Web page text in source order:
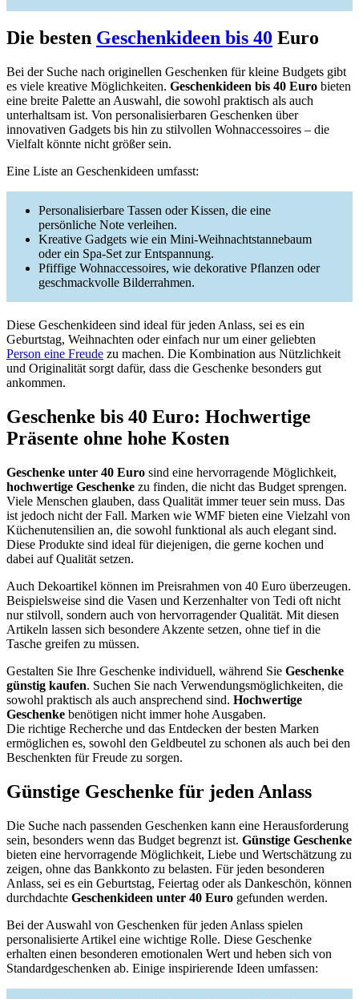
Die besten Geschenkideen bis 40 Euro
Bei der Suche nach originellen Geschenken für kleine Budgets gibt
es viele kreative Möglichkeiten. Geschenkideen bis 40 Euro bieten
eine breite Palette an Auswahl, die sowohl praktisch als auch
unterhaltsam ist. Von personalisierbaren Geschenken über
innovativen Gadgets bis hin zu stilvollen Wohnaccessoires – die
Vielfalt könnte nicht größer sein.
Eine Liste an Geschenkideen umfasst:
Personalisierbare Tassen oder Kissen, die eine
persönliche Note verleihen.
Kreative Gadgets wie ein Mini-Weihnachtstannebaum
oder ein Spa-Set zur Entspannung.
Pfiffige Wohnaccessoires, wie dekorative Pflanzen oder
geschmackvolle Bilderrahmen.
Diese Geschenkideen sind ideal für jeden Anlass, sei es ein
Geburtstag, Weihnachten oder einfach nur um einer geliebten
Person eine Freude zu machen. Die Kombination aus Nützlichkeit
und Originalität sorgt dafür, dass die Geschenke besonders gut
ankommen.
Geschenke bis 40 Euro: Hochwertige
Präsente ohne hohe Kosten
Geschenke unter 40 Euro sind eine hervorragende Möglichkeit,
hochwertige Geschenke zu finden, die nicht das Budget sprengen.
Viele Menschen glauben, dass Qualität immer teuer sein muss. Das
ist jedoch nicht der Fall. Marken wie WMF bieten eine Vielzahl von
Küchenutensilien an, die sowohl funktional als auch elegant sind.
Diese Produkte sind ideal für diejenigen, die gerne kochen und
dabei auf Qualität setzen.
Auch Dekoartikel können im Preisrahmen von 40 Euro überzeugen.
Beispielsweise sind die Vasen und Kerzenhalter von Tedi oft nicht
nur stilvoll, sondern auch von hervorragender Qualität. Mit diesen
Artikeln lassen sich besondere Akzente setzen, ohne tief in die
Tasche greifen zu müssen.
Gestalten Sie Ihre Geschenke individuell, während Sie Geschenke
günstig kaufen. Suchen Sie nach Verwendungsmöglichkeiten, die
sowohl praktisch als auch ansprechend sind. Hochwertige
Geschenke benötigen nicht immer hohe Ausgaben.
Die richtige Recherche und das Entdecken der besten Marken
ermöglichen es, sowohl den Geldbeutel zu schonen als auch bei den
Beschenkten für Freude zu sorgen.
Günstige Geschenke für jeden Anlass
Die Suche nach passenden Geschenken kann eine Herausforderung
sein, besonders wenn das Budget begrenzt ist. Günstige Geschenke
bieten eine hervorragende Möglichkeit, Liebe und Wertschätzung zu
zeigen, ohne das Bankkonto zu belasten. Für jeden besonderen
Anlass, sei es ein Geburtstag, Feiertag oder als Dankeschön, können
durchdachte Geschenkideen unter 40 Euro gefunden werden.
Bei der Auswahl von Geschenken für jeden Anlass spielen
personalisierte Artikel eine wichtige Rolle. Diese Geschenke
erhalten einen besonderen emotionalen Wert und heben sich von
Standardgeschenken ab. Einige inspirierende Ideen umfassen: